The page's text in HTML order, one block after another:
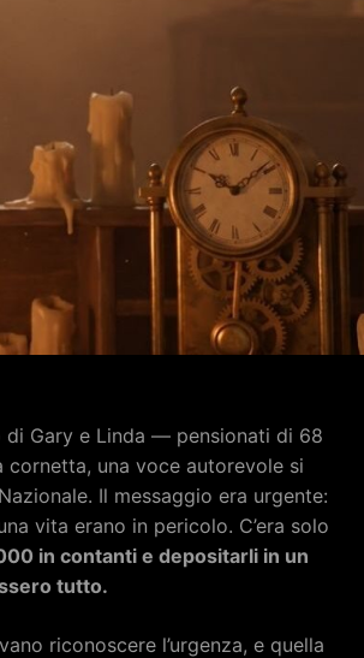
di Gary e Linda — pensionati di 68
una voce autorevole si
Il messaggio era urgente:
vita erano in pericolo. C’era solo
in contanti e depositarli in un
tutto.
riconoscere l’urgenza, e quella